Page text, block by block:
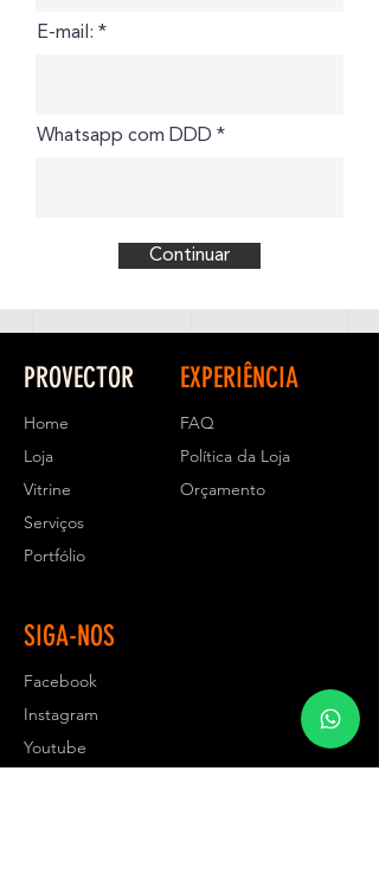
E-mail:
Whatsapp com DDD
Continuar
PROVECTOR
Home
Loja
Vitrine
Serviços
Portfólio
EXPERIÊNCIA
FAQ
Política da Loja
Orçamento
SIGA-NOS
Facebook
Instagram
Youtube